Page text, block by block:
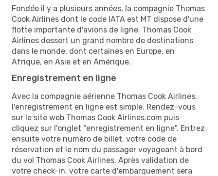
Fondée il y a plusieurs années, la compagnie Thomas
Cook Airlines dont le code IATA est MT dispose d'une
flotte importante d'avions de ligne. Thomas Cook
Airlines dessert un grand nombre de destinations
dans le monde, dont certaines en Europe, en
Afrique, en Asie et en Amérique.
Enregistrement en ligne
Avec la compagnie aérienne Thomas Cook Airlines,
l'enregistrement en ligne est simple. Rendez-vous
sur le site web Thomas Cook Airlines.com puis
cliquez sur l'onglet "enregistrement en ligne". Entrez
ensuite votre numéro de billet, votre code de
réservation et le nom du passager voyageant à bord
du vol Thomas Cook Airlines. Après validation de
votre check-in, votre carte d'embarquement sera